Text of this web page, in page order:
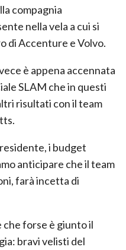
compagnia
nella vela a cui si
di Accenture e Volvo.
è appena accennata
SLAM che in questi
risultati con il team
i budget
anticipare che il team
farà incetta di
forse è giunto il
bravi velisti del